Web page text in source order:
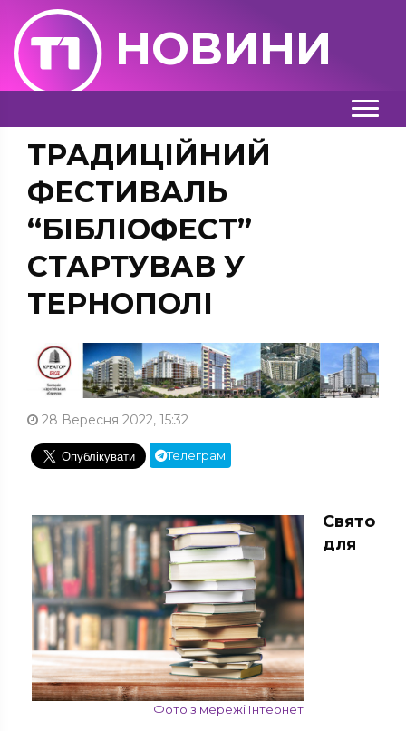
НОВИНИ
ТРАДИЦІЙНИЙ
ФЕСТИВАЛЬ
“БІБЛІОФЕСТ”
СТАРТУВАВ У
ТЕРНОПОЛІ
28 Вересня 2022, 15:32
Телеграм
Фото з мережі Інтернет
Свято
для